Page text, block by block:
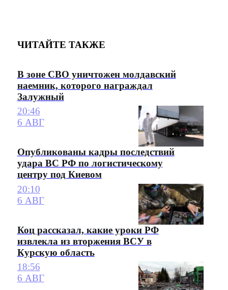
ЧИТАЙТЕ ТАКЖЕ
В зоне СВО уничтожен молдавский
наемник, которого награждал
Залужный
20:46
6 АВГ
Опубликованы кадры последствий
удара ВС РФ по логистическому
центру под Киевом
20:10
6 АВГ
Коц рассказал, какие уроки РФ
извлекла из вторжения ВСУ в
Курскую область
18:56
6 АВГ